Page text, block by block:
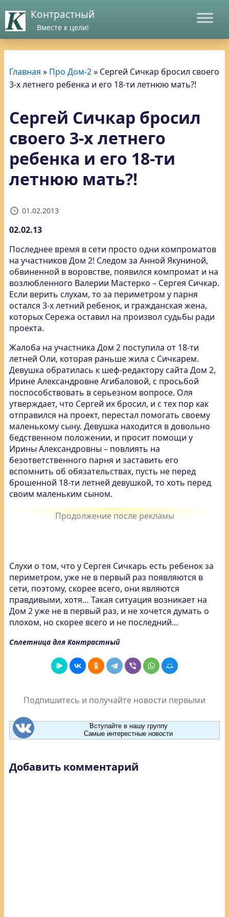
Контрастный
Вместе к цели!
Главная » Про Дом-2» Сергей Сичкар бросил своего
3-х летнего ребенка и его 18-ти летнюю мать?!
Сергей Сичкар бросил
своего 3-х летнего
ребенка и его 18-ти
летнюю мать?!
01.02.2013
02.02.13
Последнее время в сети просто одни компроматов
на участников Дом 2! Следом за Анной Якуниной,
обвиненной в воровстве, появился компромат и на
возлюбленного Валерии Мастерко – Сергея Сичкар.
Если верить слухам, то за периметром у парня
остался 3-х летний ребенок, и гражданская жена,
которых Сережа оставил на произвол судьбы ради
проекта.
Жалоба на участника Дом 2 поступила от 18-ти
летней Оли, которая раньше жила с Сичкарем.
Девушка обратилась к шеф-редактору сайта Дом 2,
Ирине Александровне Агибаловой, с просьбой
поспособствовать в серьезном вопросе. Оля
утверждает, что Сергей их бросил, и с тех пор как
отправился на проект, перестал помогать своему
маленькому сыну. Девушка находится в довольно
бедственном положении, и просит помощи у
Ирины Александровны – повлиять на
безответственного парня и заставить его
вспомнить об обязательствах, пусть не перед
брошенной 18-ти летней девушкой, то хоть перед
своим маленьким сыном.
Слухи о том, что у Сергея Сичкарь есть ребенок за
периметром, уже не в первый раз появляются в
сети, поэтому, скорее всего, они являются
правдивыми, хотя… Такая ситуация возникает на
Дом 2 уже не в первый раз, и не хочется думать о
плохом, но скорее всего и не последний…
Сплетница для Контрастный
Подпишитесь и получайте новости первыми
Вступайте в нашу группу
Самые интерестные новости
Добавить комментарий